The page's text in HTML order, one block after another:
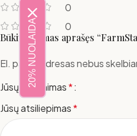
0
0
Būkite pirmas aprašęs
El. pašto adresas nebus
Jūsų įvertinimas*
Jūsų atsiliepimas*
20% NUOLAIDA